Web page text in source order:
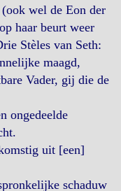
wel de Eon der
haar beurt weer
Stèles van Seth:
maagd,
Vader, gij die de
ongedeelde
uit [een]
schaduw